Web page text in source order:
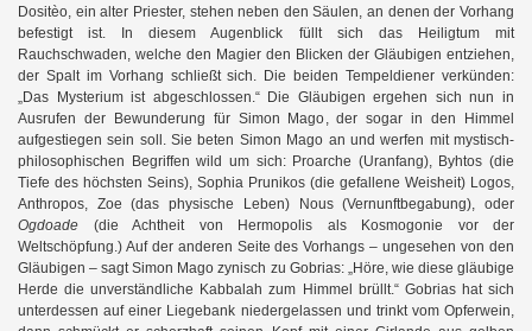
Dositèo, ein alter Priester, stehen neben den Säulen, an denen der Vorhang
befestigt ist. In diesem Augenblick füllt sich das Heiligtum mit
Rauchschwaden, welche den Magier den Blicken der Gläubigen entziehen,
der Spalt im Vorhang schließt sich. Die beiden Tempeldiener verkünden:
„Das Mysterium ist abgeschlossen.“ Die Gläubigen ergehen sich nun in
Ausrufen der Bewunderung für Simon Mago, der sogar in den Himmel
aufgestiegen sein soll. Sie beten Simon Mago an und werfen mit mystisch-
philosophischen Begriffen wild um sich: Proarche (Uranfang), Byhtos (die
Tiefe des höchsten Seins), Sophia Prunikos (die gefallene Weisheit) Logos,
Anthropos, Zoe (das physische Leben) Nous (Vernunftbegabung), oder
Ogdoade (die Achtheit von Hermopolis als Kosmogonie vor der
Weltschöpfung.) Auf der anderen Seite des Vorhangs – ungesehen von den
Gläubigen – sagt Simon Mago zynisch zu Gobrias: „Höre, wie diese gläubige
Herde die unverständliche Kabbalah zum Himmel brüllt.“ Gobrias hat sich
unterdessen auf einer Liegebank niedergelassen und trinkt vom Opferwein,